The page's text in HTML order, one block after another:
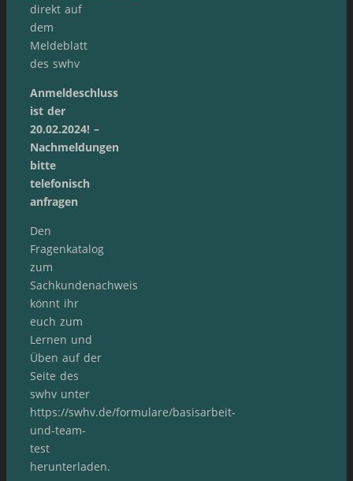
direkt auf
dem
Meldeblatt
des swhv
Anmeldeschluss
ist der
20.02.2024! –
Nachmeldungen
bitte
telefonisch
anfragen
Den
Fragenkatalog
zum
Sachkundenachweis
könnt ihr
euch zum
Lernen und
Üben auf der
Seite des
swhv unter
https://swhv.de/formulare/basisarbeit-
und-team-
test
herunterladen.